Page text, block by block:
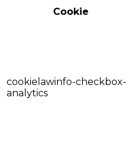
Cookie
cookielawinfo-checkbox-
analytics